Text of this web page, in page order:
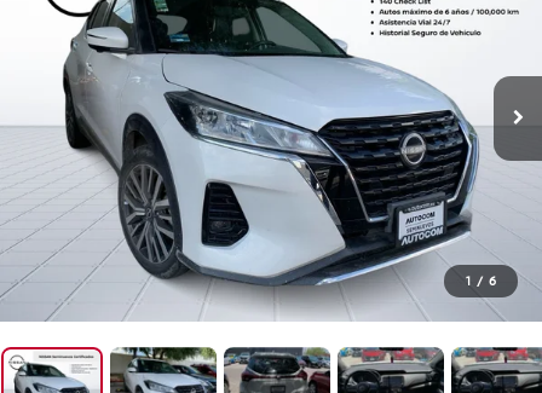
1 / 6